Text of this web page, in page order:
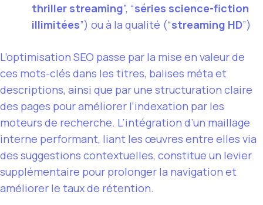
thriller streaming”, “séries science-fiction
illimitées”) ou à la qualité (“streaming HD”)
L’optimisation SEO passe par la mise en valeur de
ces mots-clés dans les titres, balises méta et
descriptions, ainsi que par une structuration claire
des pages pour améliorer l’indexation par les
moteurs de recherche. L’intégration d’un maillage
interne performant, liant les œuvres entre elles via
des suggestions contextuelles, constitue un levier
supplémentaire pour prolonger la navigation et
améliorer le taux de rétention.